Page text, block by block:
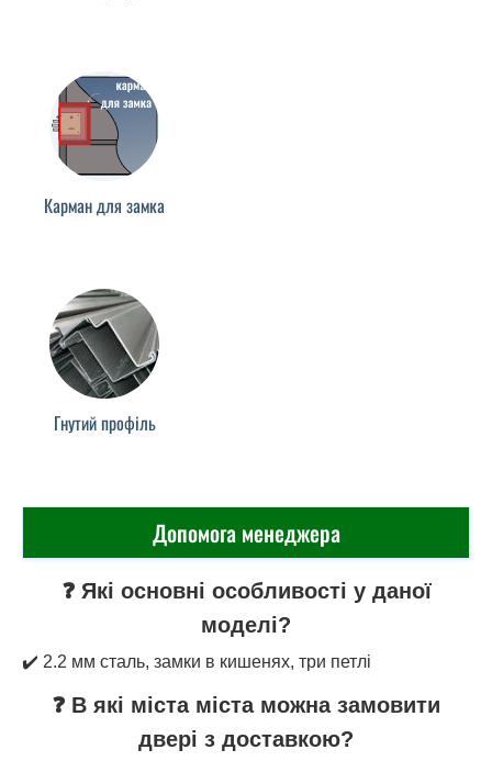
Карман для замка
Гнутий профіль
Допомога менеджера
❓ Які основні особливості у даної
моделі?
✔️ 2.2 мм сталь, замки в кишенях, три петлі
❓ В які міста міста можна замовити
двері з доставкою?